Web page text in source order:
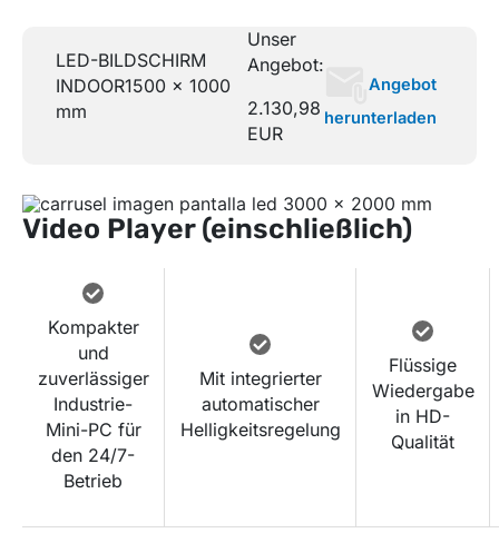
LED-BILDSCHIRM
INDOOR1500 x 1000
mm
Unser
Angebot:
2.130,98
EUR
Angebot
herunterladen
Video Player (einschließlich)
Kompakter
und
zuverlässiger
Industrie-
Mini-PC für
den 24/7-
Betrieb
Mit integrierter
automatischer
Helligkeitsregelung
Flüssige
Wiedergabe
in HD-
Qualität